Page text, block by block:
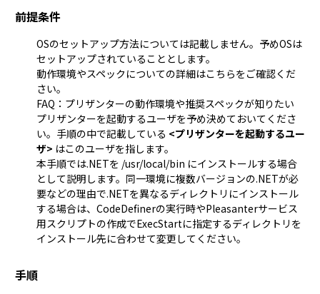
前提条件
OSのセットアップ方法については記載しません。予めOSは
セットアップされていることとします。
動作環境やスペックについての詳細はこちらをご確認くだ
さい。
FAQ：プリザンターの動作環境や推奨スペックが知りたい
プリザンターを起動するユーザを予め決めておいてくださ
い。手順の中で記載している <プリザンターを起動するユー
ザ> はこのユーザを指します。
本手順では.NETを /usr/local/bin にインストールする場合
として説明します。同一環境に複数バージョンの.NETが必
要などの理由で.NETを異なるディレクトリにインストール
する場合は、CodeDefinerの実行時やPleasanterサービス
用スクリプトの作成でExecStartに指定するディレクトリを
インストール先に合わせて変更してください。
手順